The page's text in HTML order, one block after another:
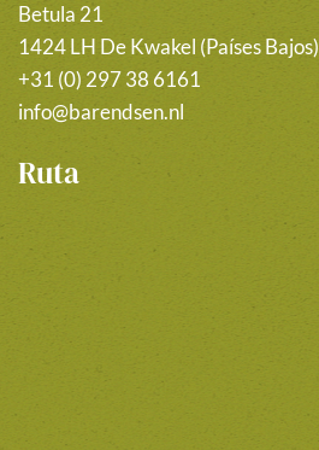
Betula 21
1424 LH De Kwakel (Países Bajos)
+31 (0) 297 38 6161
info@barendsen.nl
Ruta